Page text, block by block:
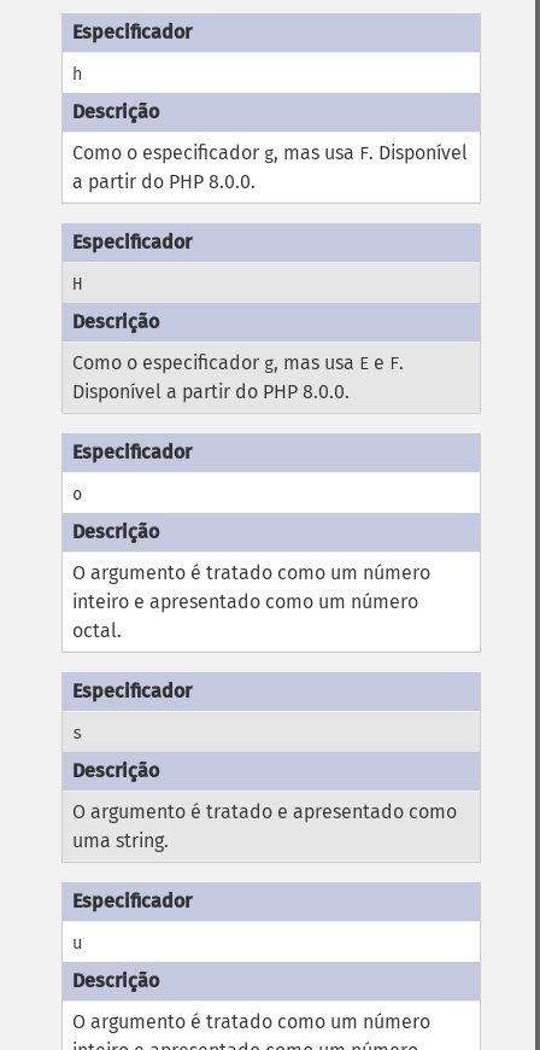
h
Como o especificador g, mas usa F. Disponível
a partir do PHP 8.0.0.
H
Como o especificador g, mas usa E e F.
Disponível a partir do PHP 8.0.0.
o
O argumento é tratado como um número
inteiro e apresentado como um número
octal.
s
O argumento é tratado e apresentado como
uma string.
u
O argumento é tratado como um número